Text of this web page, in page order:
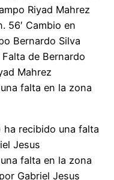
Riyad Mahrez
56′ Cambio en
Bernardo Silva
de Bernardo
Mahrez
falta en la zona
ha recibido una falta
Jesus
falta en la zona
Gabriel Jesus